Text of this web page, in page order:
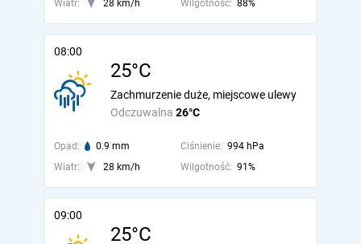
Wiatr: 28 km/h Wilgotność: 88%
08:00
25°C
Odczuwalna 26°C
Zachmurzenie duże, miejscowe ulewy
Opad: 0.9 mm Ciśnienie: 994 hPa
Wiatr:
28 km/h Wilgotność: 91%
09:00
25°C